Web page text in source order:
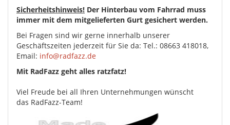
Sicherheitshinweis! Der Hinterbau vom Fahrrad muss
immer mit dem mitgelieferten Gurt gesichert werden.
Bei Fragen sind wir gerne innerhalb unserer
Geschäftszeiten jederzeit für Sie da: Tel.: 08663 418018,
Email: info@radfazz.de
Mit RadFazz geht alles ratzfatz!
Viel Freude bei all Ihren Unternehmungen wünscht
das RadFazz-Team!